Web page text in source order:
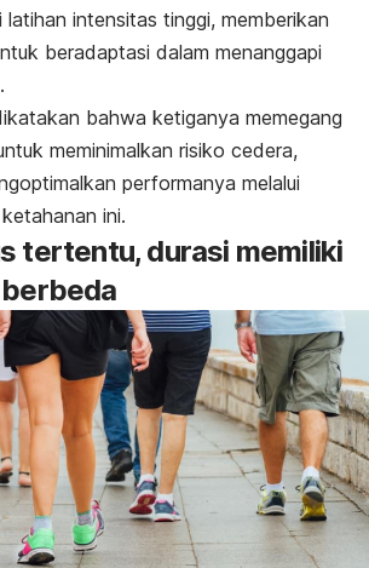
latihan intensitas tinggi, memberikan
beradaptasi dalam menanggapi
bahwa ketiganya memegang
meminimalkan risiko cedera,
performanya melalui
ini.
tertentu, durasi memiliki